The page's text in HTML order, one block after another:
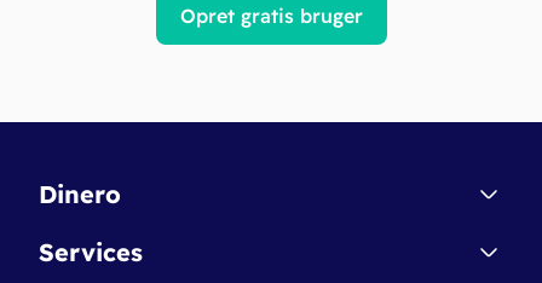
Opret gratis bruger
Dinero
Kontakt
Services